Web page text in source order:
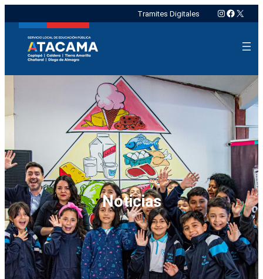
Tramites Digitales Instagram
X
Noticias